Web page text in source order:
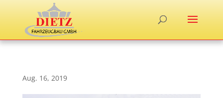
Aug. 16, 2019